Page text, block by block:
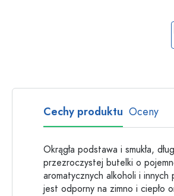
Cechy produktu Oceny
Okrągła podstawa i smukła,
przezroczystej butelki o
aromatycznych alkoholi i
jest odporny na zimno i ciepło